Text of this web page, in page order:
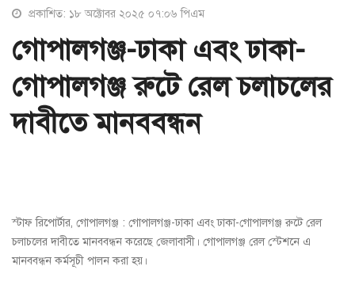
প্রকাশিত: ১৮ অক্টোবর ২০২৫ ০৭:০৬ পিএম
গোপালগঞ্জ-ঢাকা এবং ঢাকা-
গোপালগঞ্জ রুটে রেল চলাচলের
দাবীতে মানববন্ধন
স্টাফ রিপোর্টার, গোপালগঞ্জ : গোপালগঞ্জ-ঢাকা এবং ঢাকা-গোপালগঞ্জ রুটে রেল
চলাচলের দাবীতে মানববন্ধন করেছে জেলাবাসী। গোপালগঞ্জ রেল স্টেশনে এ
মানববন্ধন কর্মসূচী পালন করা হয়।